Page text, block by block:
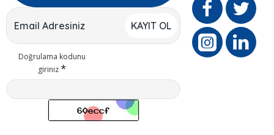
KAYIT OL
Doğrulama kodunu
giriniz